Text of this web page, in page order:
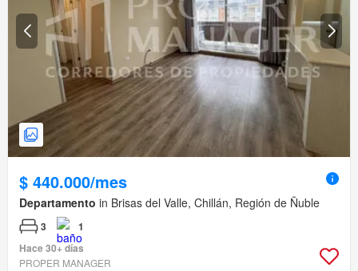
$ 440.000/mes
Departamento in Brisas del Valle, Chillán, Región de Ñuble
3
1
Hace 30+ días
PROPER MANAGER